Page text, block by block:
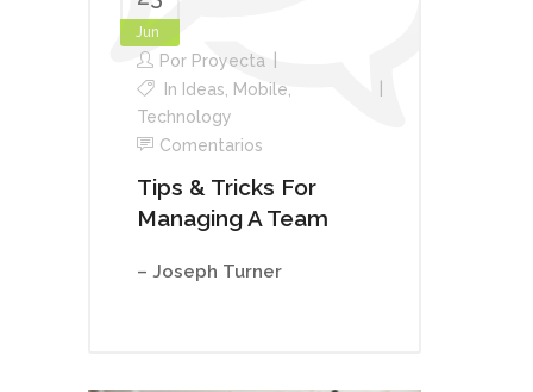
Jun
Por Proyecta
In Ideas Mobile
Technology
Comentarios
Tips & Tricks For
Managing A Team
– Joseph Turner